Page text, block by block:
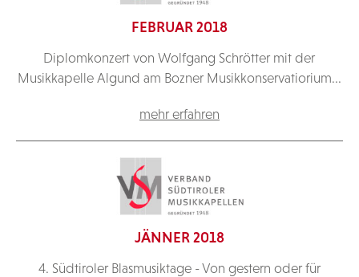
FEBRUAR 2018
Diplomkonzert von Wolfgang Schrötter mit der
Musikkapelle Algund am Bozner Musikkonservatiorium...
mehr erfahren
JÄNNER 2018
4. Südtiroler Blasmusiktage - Von gestern oder für